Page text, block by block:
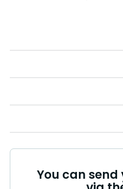
You can